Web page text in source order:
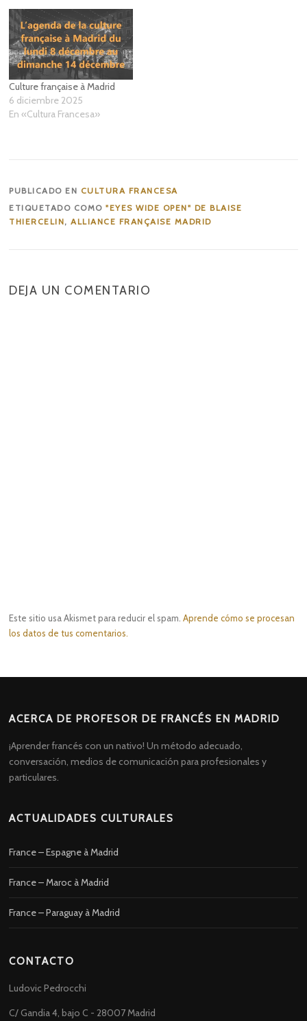
Culture française à Madrid
6 diciembre 2025
En «Cultura Francesa»
PUBLICADO EN CULTURA FRANCESA
ETIQUETADO COMO"EYES WIDE OPEN" DE BLAISE
THIERCELIN,ALLIANCE FRANÇAISE MADRID
DEJA UN COMENTARIO
Este sitio usa Akismet para reducir el spam.Aprende cómo se procesan
los datos de tus comentarios.
ACERCA DE PROFESOR DE FRANCÉS EN MADRID
¡Aprender francés con un nativo! Un método adecuado,
conversación, medios de comunicación para profesionales y
particulares.
ACTUALIDADES CULTURALES
France – Espagne à Madrid
France – Maroc à Madrid
France – Paraguay à Madrid
CONTACTO
Ludovic Pedrocchi
C/ Gandia 4, bajo C - 28007 Madrid